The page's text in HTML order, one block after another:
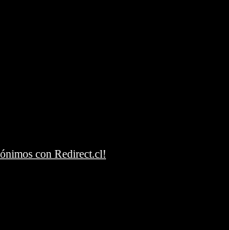
con Redirect.cl!